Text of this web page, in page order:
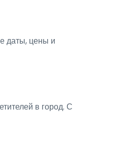
даты, цены и
в город. С